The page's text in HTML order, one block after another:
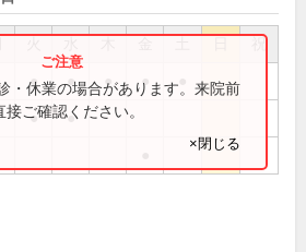
祝
● ● ● ●
● ●
・休業の場合があります。来院前
ご確認ください。
×閉じる